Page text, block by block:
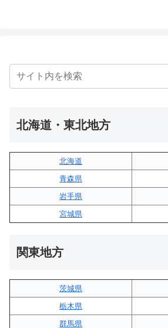
北海道・東北地方
北海道
青森県
岩手県
宮城県
関東地方
茨城県
栃木県
群馬県